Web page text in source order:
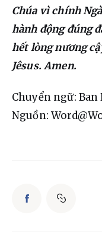
Chúa vì chính
hành động đúng
hết lòng nương
Jêsus. Amen.
Chuyển ngữ:
Nguồn: